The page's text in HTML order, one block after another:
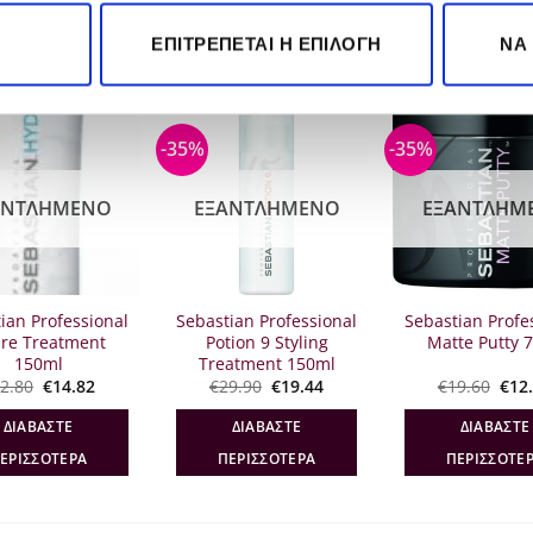
ΕΠΙΤΡΈΠΕΤΑΙ Η ΕΠΙΛΟΓΉ ΝΑ
Professional
Treatment
150ml
Original
was:
€22.80.
€14.82Η
ΔΙΑΒΆΣΤΕ
-35%
ΕΞΑΝΤΛΗΜΈΝΟ
Sebastian Professional
Potion 9 Styling
Treatment 150ml
€29.90 Original
was:
€29.90.
€19.44Η
ΔΙΑΒΆΣΤΕ
ΠΕΡΙΣΣΌΤΕΡΑ
-35%
Sebastian
Matte Putty
€19.60
was:
€
ΔΙΑΒΆΣΤΕ